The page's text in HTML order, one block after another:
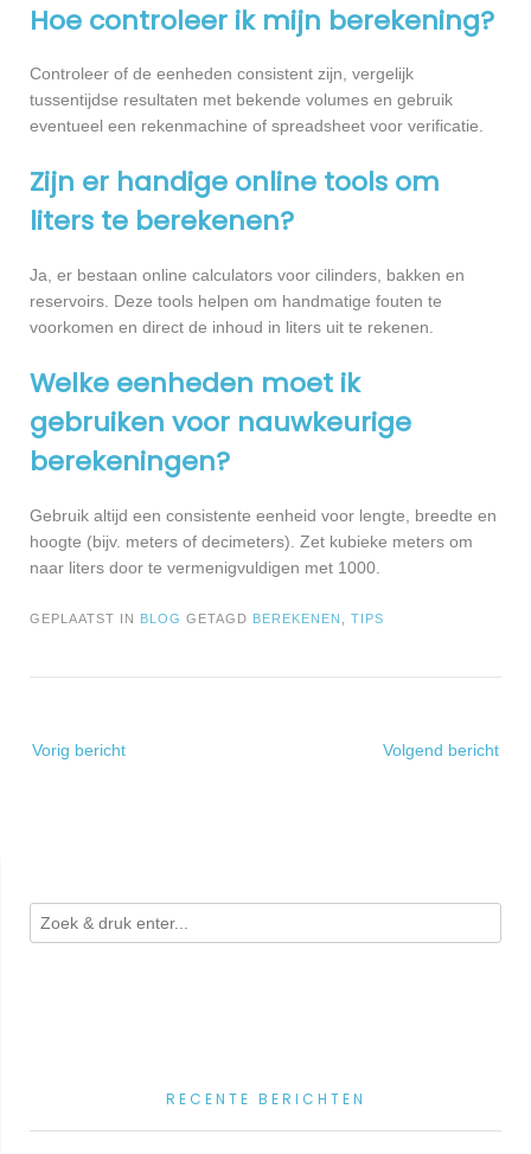
Hoe controleer ik mijn berekening?
Controleer of de eenheden consistent zijn, vergelijk
tussentijdse resultaten met bekende volumes en gebruik
eventueel een rekenmachine of spreadsheet voor verificatie.
Zijn er handige online tools om
liters te berekenen?
Ja, er bestaan online calculators voor cilinders, bakken en
reservoirs. Deze tools helpen om handmatige fouten te
voorkomen en direct de inhoud in liters uit te rekenen.
Welke eenheden moet ik
gebruiken voor nauwkeurige
berekeningen?
Gebruik altijd een consistente eenheid voor lengte, breedte en
hoogte (bijv. meters of decimeters). Zet kubieke meters om
naar liters door te vermenigvuldigen met 1000.
GEPLAATST IN BLOG GETAGD BEREKENEN TIPS
navigatie
Vorig bericht Volgend bericht
RECENTE BERICHTEN